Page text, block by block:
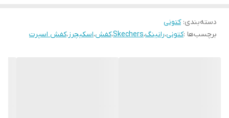
دسته‌بندی:کتونی
برچسب‌ها :کتونی،رانینگ،Skechers،کفش،اسکیچرز،کفش اسپرت